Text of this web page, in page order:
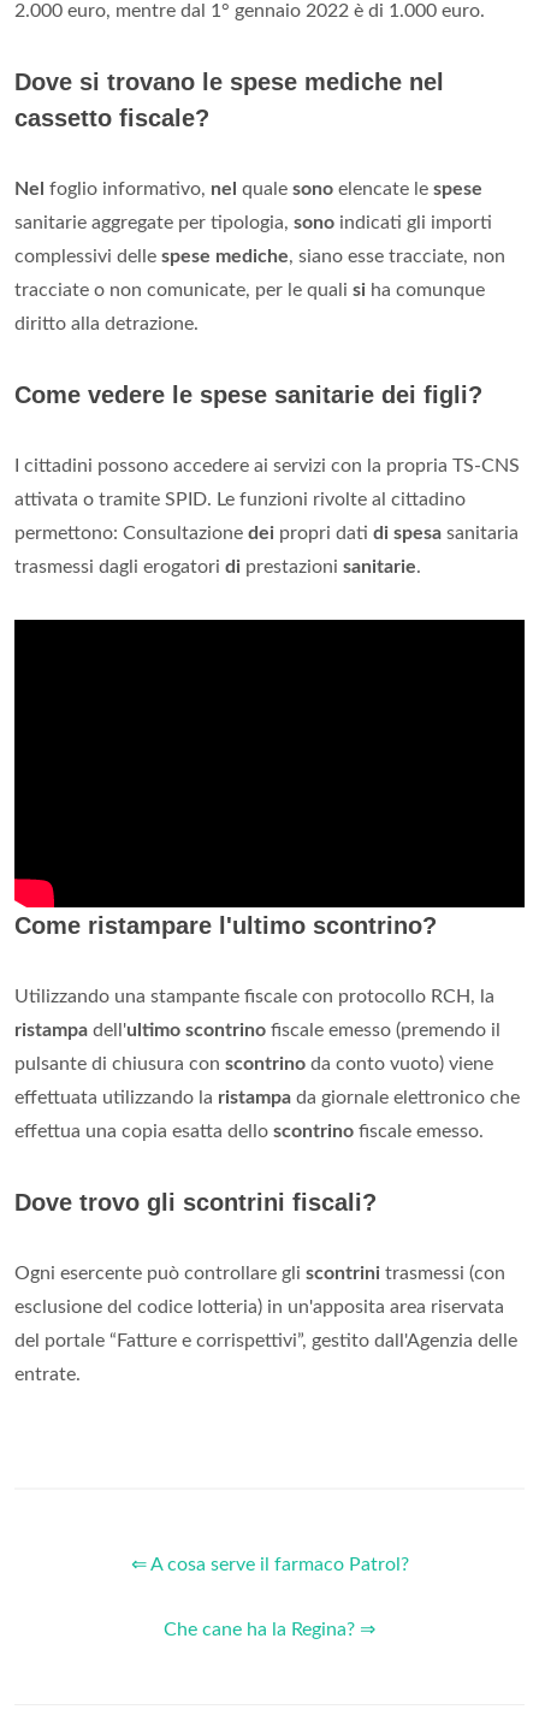
2.000 euro, mentre dal 1° gennaio 2022 è di 1.000 euro.
Dove si trovano le spese mediche nel
cassetto fiscale?
Nel foglio informativo, nel quale sono elencate le spese
sanitarie aggregate per tipologia, sono indicati gli importi
complessivi delle spese mediche, siano esse tracciate, non
tracciate o non comunicate, per le quali si ha comunque
diritto alla detrazione.
Come vedere le spese sanitarie dei figli?
I cittadini possono accedere ai servizi con la propria TS-CNS
attivata o tramite SPID. Le funzioni rivolte al cittadino
permettono: Consultazione dei propri dati di spesa sanitaria
trasmessi dagli erogatori di prestazioni sanitarie.
Come ristampare l'ultimo scontrino?
Utilizzando una stampante fiscale con protocollo RCH, la
ristampa dell'ultimo scontrino fiscale emesso (premendo il
pulsante di chiusura con scontrino da conto vuoto) viene
effettuata utilizzando la ristampa da giornale elettronico che
effettua una copia esatta dello scontrino fiscale emesso.
Dove trovo gli scontrini fiscali?
Ogni esercente può controllare gli scontrini trasmessi (con
esclusione del codice lotteria) in un'apposita area riservata
del portale “Fatture e corrispettivi”, gestito dall'Agenzia delle
entrate.
⇐ A cosa serve il farmaco Patrol?
Che cane ha la Regina? ⇒